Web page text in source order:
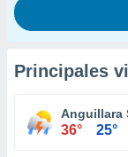
Principales
Anguillara
36° 25°